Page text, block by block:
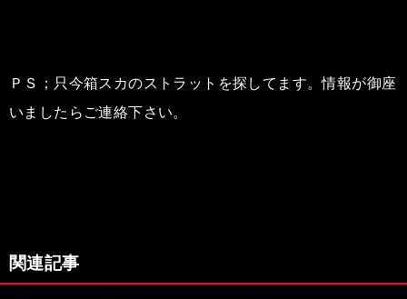
ＰＳ；只今箱スカのストラットを探してます。情報が御座
いましたらご連絡下さい。
関連記事